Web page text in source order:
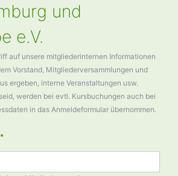
und
e.V.
auf unsere mitgliederinternen Informationen
Vorstand, Mitgliederversammlungen und
ergeben, interne Veranstaltungen usw.
werden bei evtl. Kursbuchungen auch bei
in das Anmeldeformular übernommen.